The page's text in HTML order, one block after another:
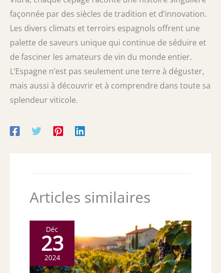
façonnée par des siècles de tradition et d’innovation.
Les divers climats et terroirs espagnols offrent une
palette de saveurs unique qui continue de séduire et
de fasciner les amateurs de vin du monde entier.
L’Espagne n’est pas seulement une terre à déguster,
mais aussi à découvrir et à comprendre dans toute sa
splendeur viticole.
Articles similaires
Déc
23
2024